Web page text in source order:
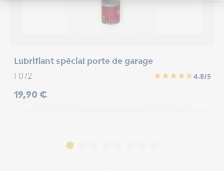
Lubrifiant spécial porte de garage
F072
star star star star star_half4.8/5
Prix
19,90 €